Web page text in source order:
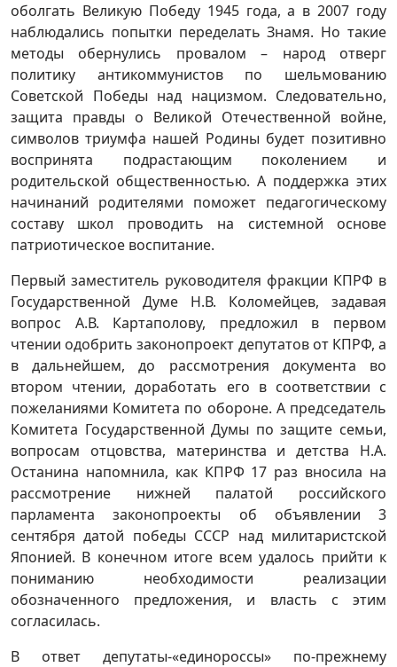
оболгать Великую Победу 1945 года, а в 2007 году
наблюдались попытки переделать Знамя. Но такие
методы обернулись провалом – народ отверг
политику антикоммунистов по шельмованию
Советской Победы над нацизмом. Следовательно,
защита правды о Великой Отечественной войне,
символов триумфа нашей Родины будет позитивно
воспринята подрастающим поколением и
родительской общественностью. А поддержка этих
начинаний родителями поможет педагогическому
составу школ проводить на системной основе
патриотическое воспитание.
Первый заместитель руководителя фракции КПРФ в
Государственной Думе Н.В. Коломейцев, задавая
вопрос А.В. Картаполову, предложил в первом
чтении одобрить законопроект депутатов от КПРФ, а
в дальнейшем, до рассмотрения документа во
втором чтении, доработать его в соответствии с
пожеланиями Комитета по обороне. А председатель
Комитета Государственной Думы по защите семьи,
вопросам отцовства, материнства и детства Н.А.
Останина напомнила, как КПРФ 17 раз вносила на
рассмотрение нижней палатой российского
парламента законопроекты об объявлении 3
сентября датой победы СССР над милитаристской
Японией. В конечном итоге всем удалось прийти к
пониманию необходимости реализации
обозначенного предложения, и власть с этим
согласилась.
В ответ депутаты-«единороссы» по-прежнему